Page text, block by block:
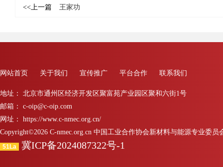
<<上一篇 王家功
网站首页 关于我们 宣传推广 平台合作 联系我们
地址： 北京市通州区经济开发区聚富苑产业园区聚和六街1号
邮箱： c-oip@c-oip.com
网址： https://www.c-nmec.org.cn/
Copyright©2026 C-nmec.org.cn 中国工业合作协会新材料与能源专业委员
51La 冀ICP备2024087322号-1